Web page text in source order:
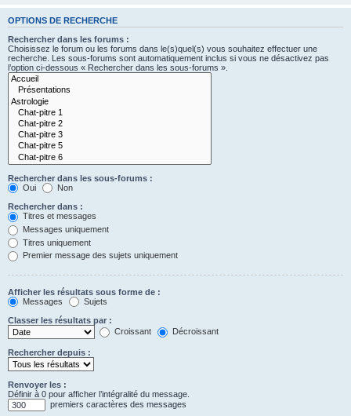
OPTIONS DE RECHERCHE
Rechercher dans les forums :
Choisissez le forum ou les forums dans le(s)quel(s) vous souhaitez effectuer une
recherche. Les sous-forums sont automatiquement inclus si vous ne désactivez pas
l’option ci-dessous « Rechercher dans les sous-forums ».
Rechercher dans les sous-forums :
Oui
Non
Rechercher dans :
Titres et messages
Messages uniquement
Titres uniquement
Premier message des sujets uniquement
Afficher les résultats sous forme de :
Messages
Sujets
Classer les résultats par :
Croissant
Décroissant
Rechercher depuis :
Renvoyer les :
Définir à 0 pour afficher l’intégralité du message.
premiers caractères des messages